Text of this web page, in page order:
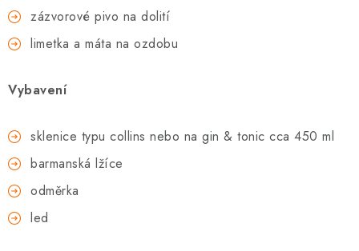
zázvorové pivo na dolití
limetka a máta na ozdobu
Vybavení
sklenice typu collins nebo na gin & tonic cca 450 ml
barmanská lžíce
odměrka
led